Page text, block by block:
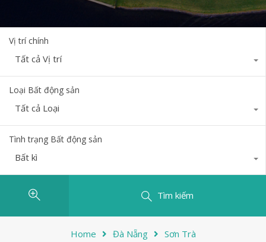
Vị trí chính
Tất cả Vị trí
Loại Bất động sản
Tất cả Loại
Tình trạng Bất động sản
Bất kì
Tìm kiếm
Home Đà Nẵng Sơn Trà